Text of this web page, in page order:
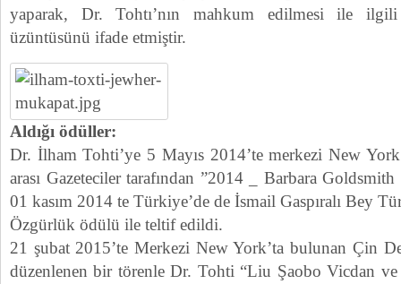
yaparak, Dr. Tohtı’nın mahkum edilmesi ile
üzüntüsünü ifade etmiştir.
Aldığı ödüller:
Dr. İlham Tohti’ye 5 Mayıs 2014’te merkezi New
arası Gazeteciler tarafından ”2014 _ Barbara
01 kasım 2014 te Türkiye’de de İsmail Gaspıralı Bey
Özgürlük ödülü ile teltif edildi.
21 şubat 2015’te Merkezi New York’ta bulunan Çin
düzenlenen bir törenle Dr. Tohti “Liu Şaobo Vicdan ve